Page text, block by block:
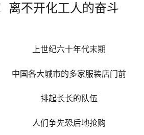
离不开化工人的奋斗
上世纪六十年代末期
中国各大城市的多家服装店门前
排起长长的队伍
人们争先恐后地抢购